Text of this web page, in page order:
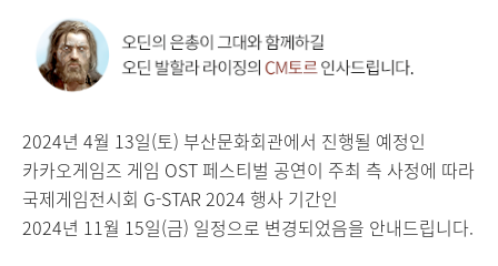
2024년 4월 13일(토) 부산문화회관에서 진행될 예정인
카카오게임즈 게임 OST 페스티벌 공연이 주최 측 사정에 따라
국제게임전시회 G-STAR 2024 행사 기간인
2024년 11월 15일(금) 일정으로 변경되었음을 안내드립니다.